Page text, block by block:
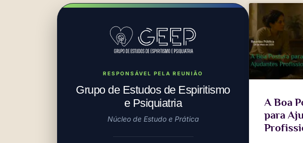
RESPONSÁVEL PELA REUNIÃO
Grupo de Estudos de Espiritismo
e Psiquiatria
Núcleo de Estudo e Prática
A Boa
para